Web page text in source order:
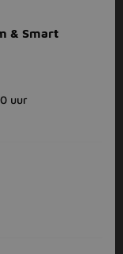
& Smart
uur